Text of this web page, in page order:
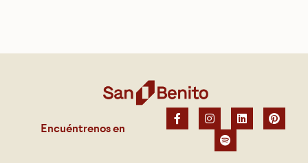
Encuéntrenos en